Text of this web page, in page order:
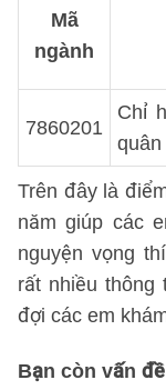
Mã
ngành
7860201
Chỉ
quân
Trên đây là
năm giúp các
nguyện vọng
rất nhiều thông
đợi các em
Bạn còn vấn